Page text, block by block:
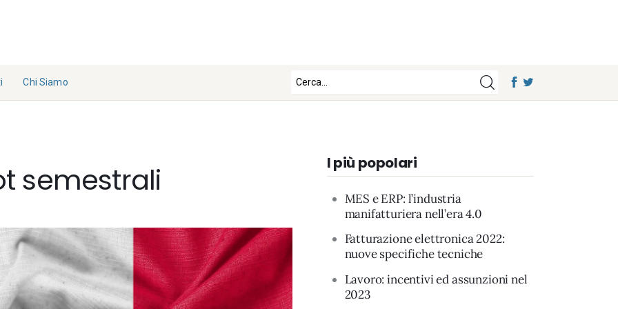
Chi Siamo
Collabo
ra con
Contat
ti
semestrali I più popolari
MES e ERP: l’industria
manifatturiera nell’era 4.0
Fatturazione elettronica 2022:
nuove specifiche tecniche
Lavoro: incentivi ed assunzioni nel
2023